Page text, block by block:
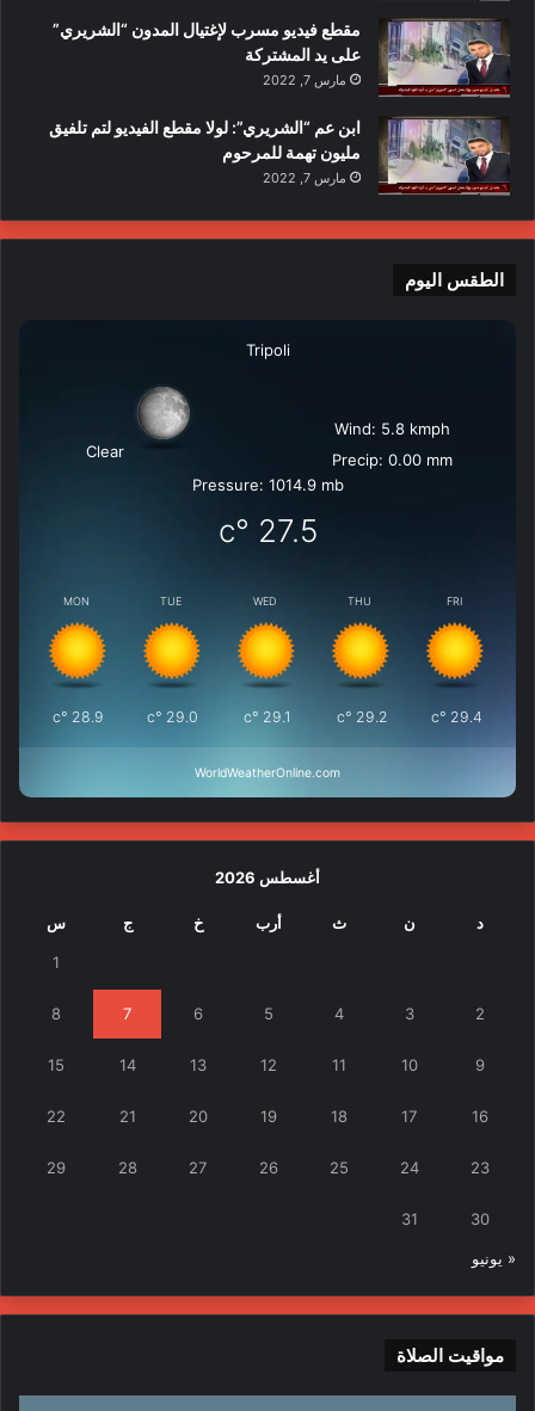
مقطع فيديو مسرب لإغتيال المدون “الشريري”
على يد المشتركة
مارس 7, 2022
ابن عم “الشريري”: لولا مقطع الفيديو لتم تلفيق
مليون تهمة للمرحوم
مارس 7, 2022
الطقس اليوم
Tripoli
Clear
Wind: 5.8 kmph
Precip: 0.00 mm
Pressure: 1014.9 mb
27.5
°c
MON
28.9
°c
TUE
29.0
°c
WED
29.1
°c
THU
29.2
°c
FRI
29.4
°c
WorldWeatherOnline.com
أغسطس 2026
د ن ث أرب خ ج س
1
2
3
4
5
6
7
8
9
10
11
12
13
14
15
16
17
18
19
20
21
22
23
24
25
26
27
28
29
30
31
« يونيو
مواقيت الصلاة